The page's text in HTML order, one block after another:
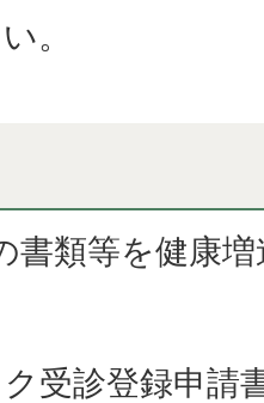
。
書類等を健康
ク受診登録申請